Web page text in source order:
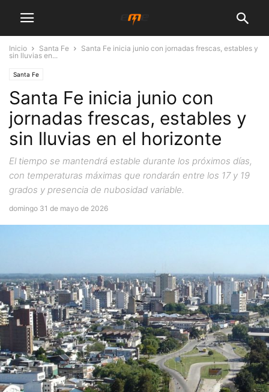
Inicio Santa Fe
Santa Fe inicia junio con jornadas frescas, estables y
sin lluvias en...
Santa Fe
Santa Fe inicia junio con
jornadas frescas, estables y
sin lluvias en el horizonte
El tiempo se mantendrá estable durante los próximos días,
con temperaturas máximas que rondarán entre los 17 y 19
grados y presencia de nubosidad variable.
domingo 31 de mayo de 2026